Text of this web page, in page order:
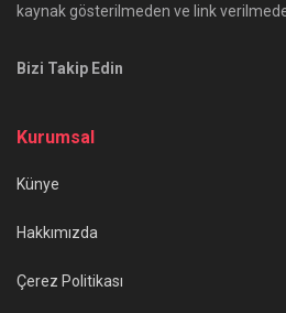
kaynak gösterilmeden ve link
Bizi Takip Edin
Kurumsal
Künye
Hakkımızda
Çerez Politikası